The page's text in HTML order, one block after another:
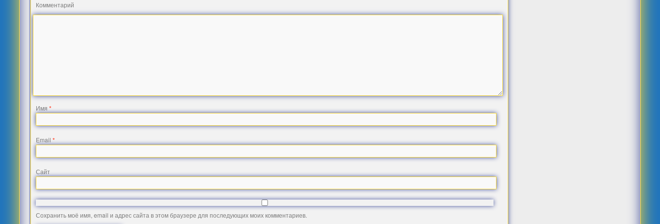
Комментарий
Имя*
Email*
Сайт
Сохранить моё имя, email и адрес сайта в этом браузере для последующих моих комментариев.